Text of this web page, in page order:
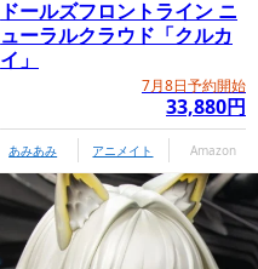
ドールズフロントライン ニ
ューラルクラウド「クルカ
イ」
7月8日予約開始
33,880円
あみあみ アニメイト Amazon